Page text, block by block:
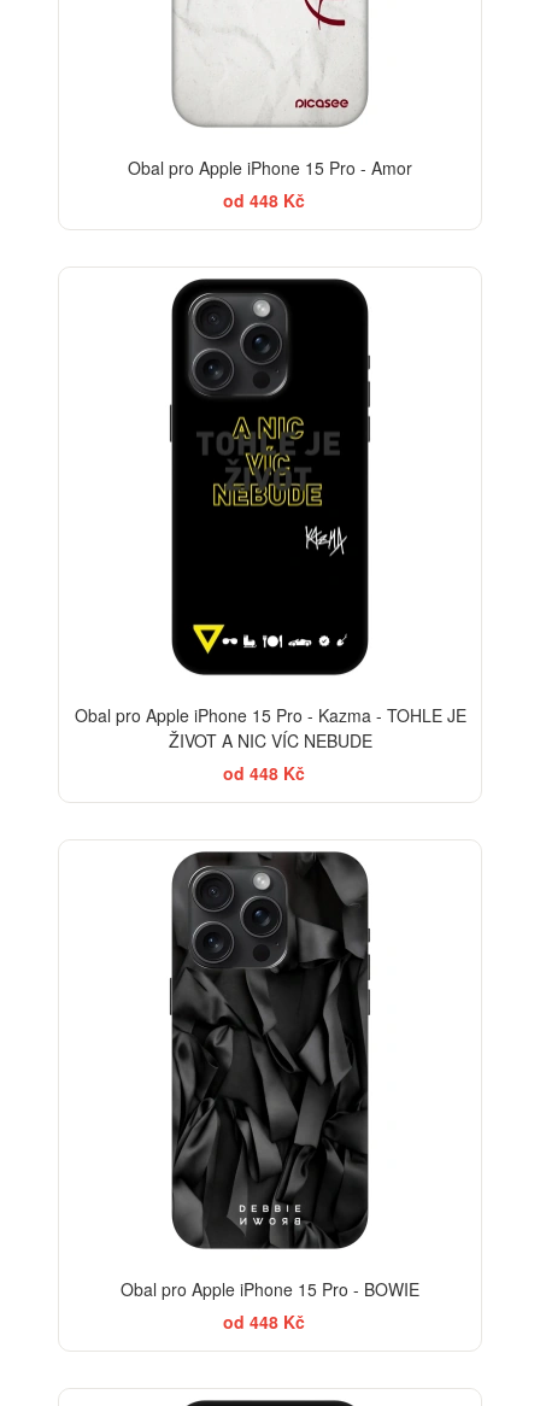
Obal pro Apple iPhone 15 Pro - Amor
od 448 Kč
Obal pro Apple iPhone 15 Pro - Kazma - TOHLE JE
ŽIVOT A NIC VÍC NEBUDE
od 448 Kč
Obal pro Apple iPhone 15 Pro - BOWIE
od 448 Kč